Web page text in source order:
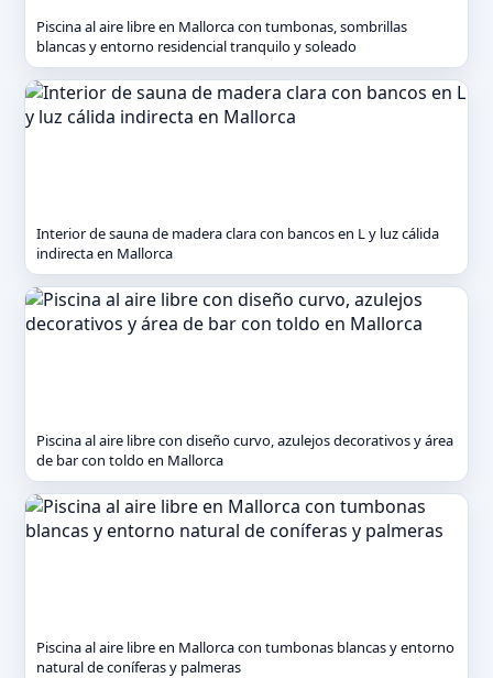
Piscina al aire libre en Mallorca con tumbonas, sombrillas
blancas y entorno residencial tranquilo y soleado
Interior de sauna de madera clara con bancos en L y luz cálida
indirecta en Mallorca
Piscina al aire libre con diseño curvo, azulejos decorativos y área
de bar con toldo en Mallorca
Piscina al aire libre en Mallorca con tumbonas blancas y entorno
natural de coníferas y palmeras